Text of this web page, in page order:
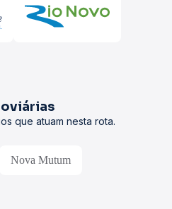
que atuam nesta rota.
Nova Mutum